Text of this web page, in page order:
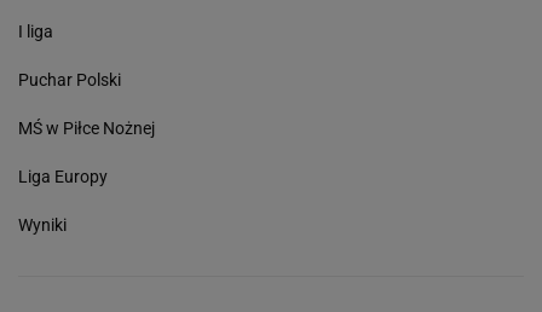
I liga
Puchar Polski
MŚ w Piłce Nożnej
Liga Europy
Wyniki